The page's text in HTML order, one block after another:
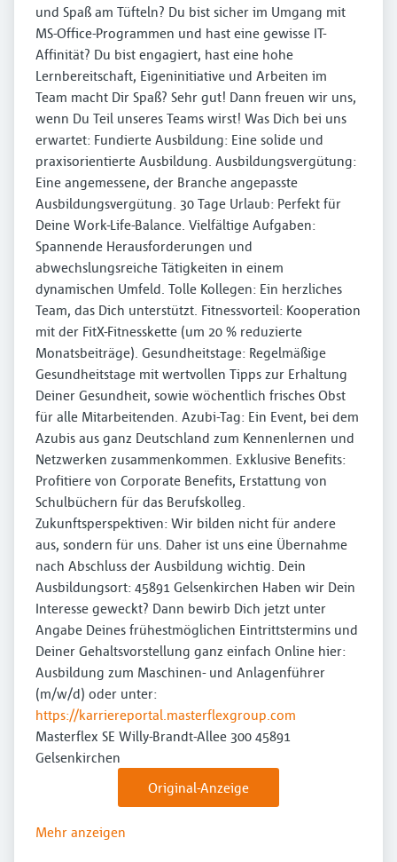
und Spaß am Tüfteln? Du bist sicher im Umgang mit
MS-Office-Programmen und hast eine gewisse IT-
Affinität? Du bist engagiert, hast eine hohe
Lernbereitschaft, Eigeninitiative und Arbeiten im
Team macht Dir Spaß? Sehr gut! Dann freuen wir uns,
wenn Du Teil unseres Teams wirst! Was Dich bei uns
erwartet: Fundierte Ausbildung: Eine solide und
praxisorientierte Ausbildung. Ausbildungsvergütung:
Eine angemessene, der Branche angepasste
Ausbildungsvergütung. 30 Tage Urlaub: Perfekt für
Deine Work-Life-Balance. Vielfältige Aufgaben:
Spannende Herausforderungen und
abwechslungsreiche Tätigkeiten in einem
dynamischen Umfeld. Tolle Kollegen: Ein herzliches
Team, das Dich unterstützt. Fitnessvorteil: Kooperation
mit der FitX-Fitnesskette (um 20 % reduzierte
Monatsbeiträge). Gesundheitstage: Regelmäßige
Gesundheitstage mit wertvollen Tipps zur Erhaltung
Deiner Gesundheit, sowie wöchentlich frisches Obst
für alle Mitarbeitenden. Azubi-Tag: Ein Event, bei dem
Azubis aus ganz Deutschland zum Kennenlernen und
Netzwerken zusammenkommen. Exklusive Benefits:
Profitiere von Corporate Benefits, Erstattung von
Schulbüchern für das Berufskolleg.
Zukunftsperspektiven: Wir bilden nicht für andere
aus, sondern für uns. Daher ist uns eine Übernahme
nach Abschluss der Ausbildung wichtig. Dein
Ausbildungsort: 45891 Gelsenkirchen Haben wir Dein
Interesse geweckt? Dann bewirb Dich jetzt unter
Angabe Deines frühestmöglichen Eintrittstermins und
Deiner Gehaltsvorstellung ganz einfach Online hier:
Ausbildung zum Maschinen- und Anlagenführer
(m/w/d) oder unter:
https://karriereportal.masterflexgroup.com
Masterflex SE Willy-Brandt-Allee 300 45891
Gelsenkirchen
Original-Anzeige
Mehr anzeigen